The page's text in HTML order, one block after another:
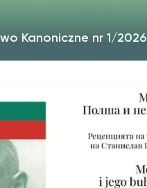
Kanoniczne nr 1/2026